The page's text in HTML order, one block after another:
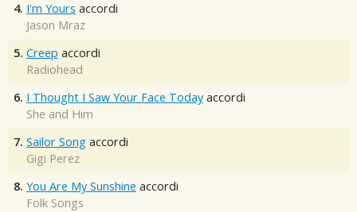
4. I'm Yours accordi
Jason Mraz
5. Creep accordi
Radiohead
6. I Thought I Saw Your Face Today accordi
She and Him
7. Sailor Song accordi
Gigi Perez
8. You Are My Sunshine accordi
Folk Songs